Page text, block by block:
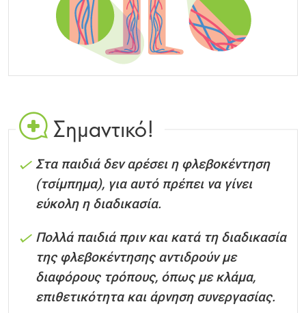
Σημαντικό!
Στα παιδιά δεν αρέσει η φλεβοκέντηση
(τσίμπημα), για αυτό πρέπει να γίνει
εύκολη η διαδικασία.
Πολλά παιδιά πριν και κατά τη διαδικασία
της φλεβοκέντησης αντιδρούν με
διαφόρους τρόπους, όπως με κλάμα,
επιθετικότητα και άρνηση συνεργασίας.